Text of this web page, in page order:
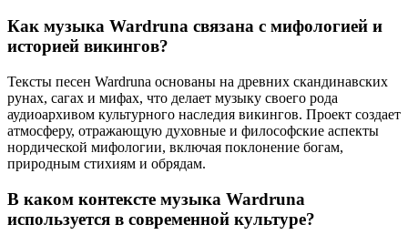
Как музыка Wardruna связана с мифологией и
историей викингов?
Тексты песен Wardruna основаны на древних скандинавских
рунах, сагах и мифах, что делает музыку своего рода
аудиоархивом культурного наследия викингов. Проект создает
атмосферу, отражающую духовные и философские аспекты
нордической мифологии, включая поклонение богам,
природным стихиям и обрядам.
В каком контексте музыка Wardruna
используется в современной культуре?